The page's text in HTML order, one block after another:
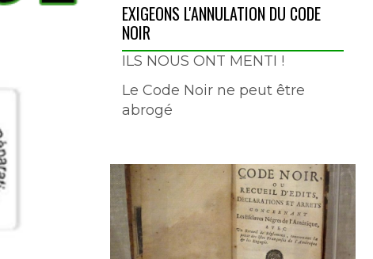
EXIGEONS L'ANNULATION DU CODE
NOIR
ILS NOUS ONT MENTI !
Le Code Noir ne peut être
abrogé